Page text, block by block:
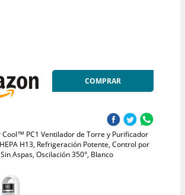
COMPRAR
Cool™ PC1 Ventilador de Torre y Purificador
H13, Refrigeración Potente, Control por
Aspas, Oscilación 350°, Blanco